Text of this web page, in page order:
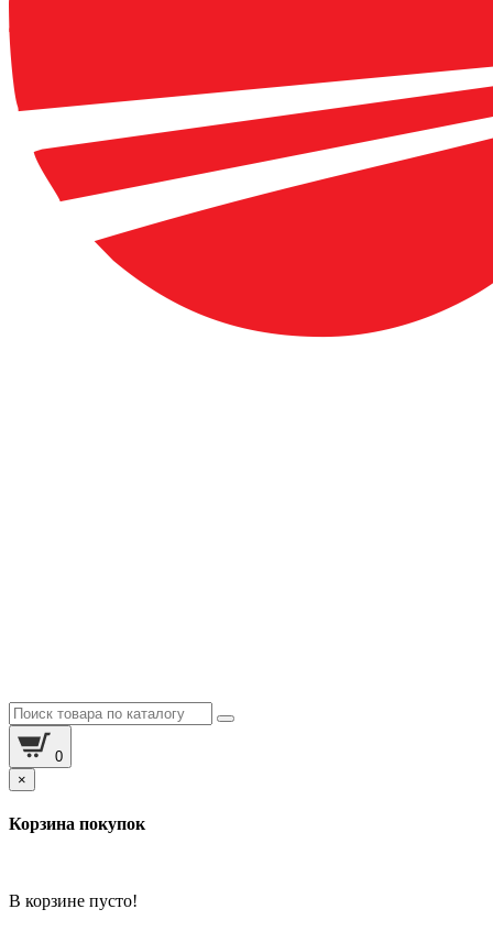
0
×
Корзина покупок
В корзине пусто!